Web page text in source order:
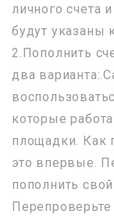
личного счета
будут указаны
2.Пополнить
два
которые
площадки. Как
это впервые.
пополнить